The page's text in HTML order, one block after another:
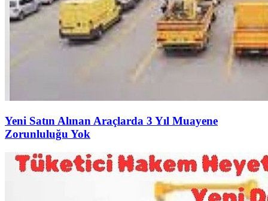
Yeni Satın Alınan Araçlarda 3 Yıl Muayene
Zorunluluğu Yok